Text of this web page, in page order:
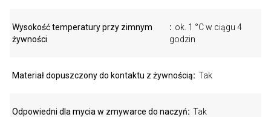
Wysokość temperatury przy zimnym
żywności
ok. 1 °C w ciągu 4
godzin
Materiał dopuszczony do kontaktu z żywnością Tak
Odpowiedni dla mycia w zmywarce do naczyń Tak